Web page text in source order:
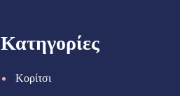
Κατηγορίες
Κορίτσι